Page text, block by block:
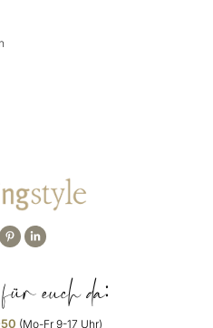
euch da:
(Mo-Fr 9-17 Uhr)